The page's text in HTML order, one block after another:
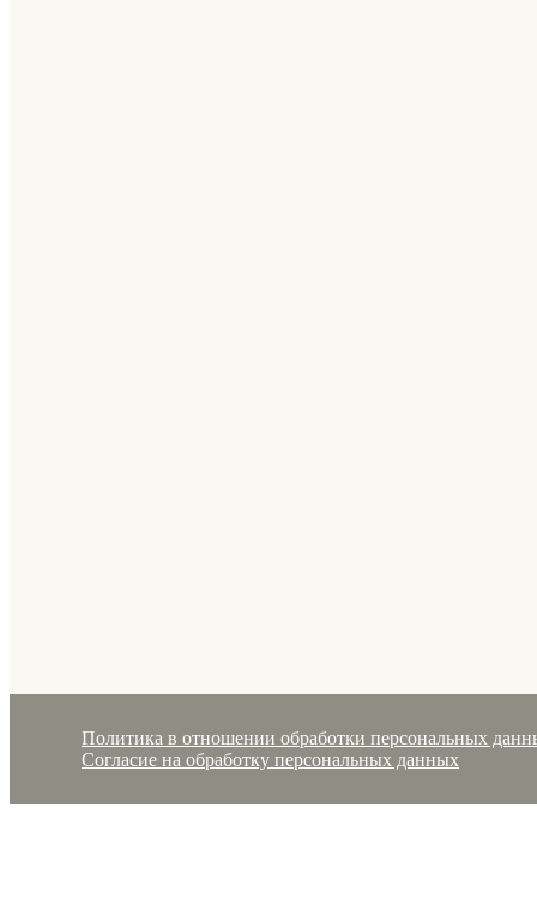
Политика в отношении обработки персональных
Согласие на обработку персональных данных